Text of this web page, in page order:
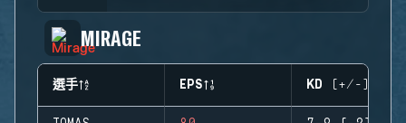
MIRAGE
選手 EPS KD (+/-)